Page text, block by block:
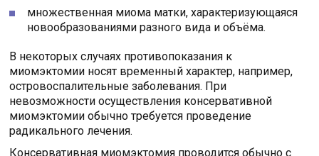
множественная миома матки, характеризующаяся
новообразованиями разного вида и объёма.
В некоторых случаях противопоказания к
миомэктомии носят временный характер, например,
островоспалительные заболевания. При
невозможности осуществления консервативной
миомэктомии обычно требуется проведение
радикального лечения.
Консервативная миомэктомия проводится обычно с